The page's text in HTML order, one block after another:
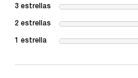
3 estrellas
2 estrellas
1 estrella